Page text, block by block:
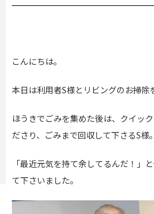
こんにちは。
本日は利用者S様とリビングのお掃除
ほうきでごみを集めた後は、クイッ
ださり、ごみまで回収して下さるS様。
「最近元気を持て余してるんだ！」
て下さいました。